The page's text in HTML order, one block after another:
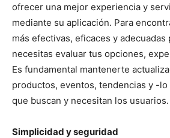
ofrecer una mejor experiencia y
mediante su aplicación. Para
más efectivas, eficaces y adecuadas
necesitas evaluar tus opciones,
Es fundamental mantenerte
productos, eventos, tendencias y -
que buscan y necesitan los usuarios.
Simplicidad y seguridad